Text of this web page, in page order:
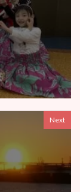
Next